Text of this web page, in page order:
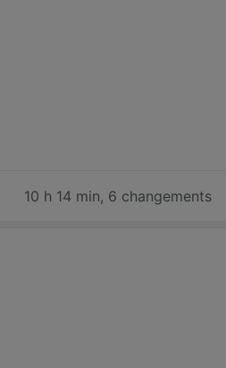
10 h 14 min, 6 changements